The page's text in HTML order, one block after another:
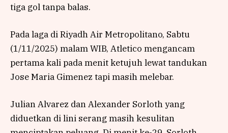
tiga gol tanpa balas.
Pada laga di Riyadh Air Metropolitano, Sabtu
(1/11/2025) malam WIB, Atletico mengancam
pertama kali pada menit ketujuh lewat tandukan
Jose Maria Gimenez tapi masih melebar.
Julian Alvarez dan Alexander Sorloth yang
diduetkan di lini serang masih kesulitan